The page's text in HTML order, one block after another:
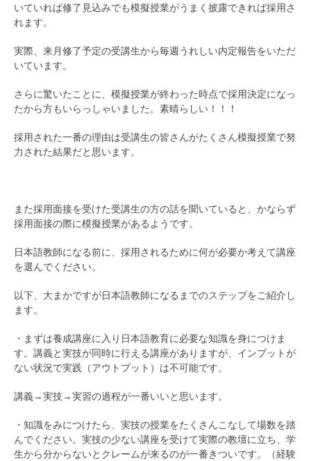
いていれば修了見込みでも模擬授業がうまく披露できれば採用さ
れます。
実際、来月修了予定の受講生から毎週うれしい内定報告をいただ
いています。
さらに驚いたことに、模擬授業が終わった時点で採用決定になっ
たから方もいらっしゃいました。素晴らしい！！！
採用された一番の理由は受講生の皆さんがたくさん模擬授業で努
力された結果だと思います。
また採用面接を受けた受講生の方の話を聞いていると、かならず
採用面接の際に模擬授業があるようです。
日本語教師になる前に、採用されるために何が必要か考えて講座
を選んでください。
以下、大まかですが日本語教師になるまでのステップをご紹介し
ます。
・まずは養成講座に入り日本語教育に必要な知識を身につけま
す。講義と実技が同時に行える講座がありますが、インプットが
ない状況で実践（アウトプット）は不可能です。
講義→実技→実習の過程が一番いいと思います。
・知識をみにつけたら、実技の授業をたくさんこなして場数を踏
んでください。実技の少ない講座を受けて実際の教壇に立ち、学
生から分からないとクレームが来るのが一番きついです。（経験